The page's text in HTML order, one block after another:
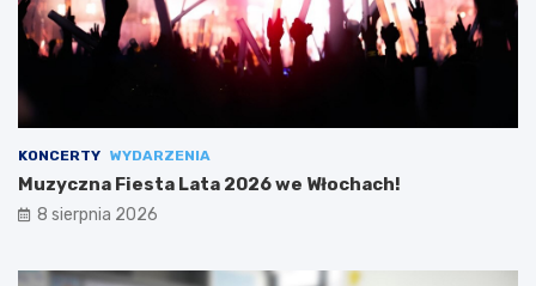
KONCERTY WYDARZENIA
Muzyczna Fiesta Lata 2026 we Włochach!
8 sierpnia 2026